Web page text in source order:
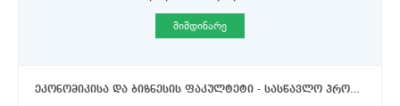
მიმდინარე
ეკონომიკისა და ბიზნესის ფაკულტეტი - სასწავლო პროცესის მართვის სამსახურის უფროსი სპეციალისტი (შტატგარეშე)